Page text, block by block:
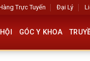
Trực Tuyến Đại Lý
GÓC Y KHOA